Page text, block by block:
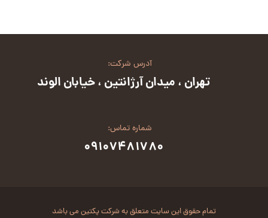
آدرس شرکت:
تهران ، میدان آرژانتین ، خیابان الوند
شماره تماس:
۰۹۱۰۷۴۸۱۷۸۰
تمام حقوق این سایت متعلق به شرکت پکتین می باشد